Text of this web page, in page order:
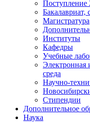
Поступление
Бакалавриат,
Магистратура
Институты
Кафедры
Учебные
Электронная
среда
Научно-
Стипендии
Дополнительное
Наука